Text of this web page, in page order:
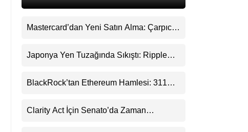
Mastercard’dan Yeni Satın Alma: Çarpıcı
Japonya Yen Tuzağında Sıkıştı: Ripple
BlackRock’tan Ethereum Hamlesi: 311
Clarity Act İçin Senato’da Zaman